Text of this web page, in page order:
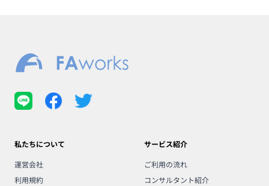
私たちについて
運営会社
利用規約
サービス紹介
ご利用の流れ
コンサルタント紹介